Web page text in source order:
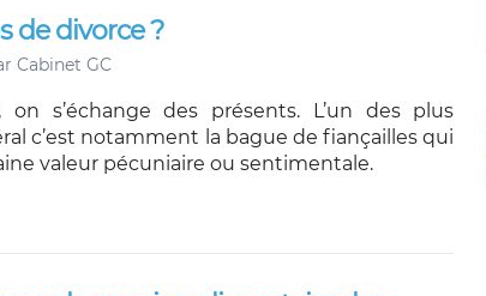
de divorce ?
Cabinet GC
on s’échange des présents. L’un des plus
c’est notamment la bague de fiançailles qui
valeur pécuniaire ou sentimentale.